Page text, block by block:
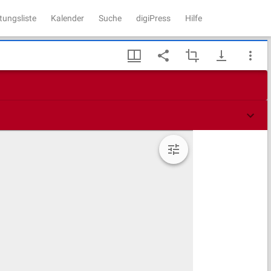
Kalender Suche digiPress Hilfe